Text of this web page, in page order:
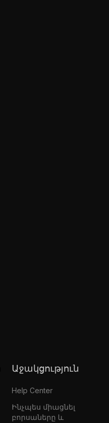
Աջակցություն
Help Center
Ինչպես միացնել
բորսաները և